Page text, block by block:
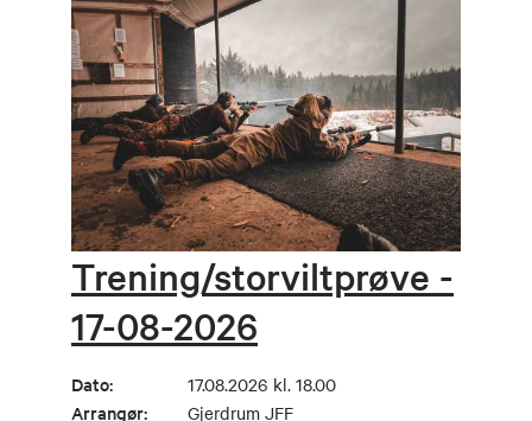
Trening/storviltprøve -
17-08-2026
Dato: 17.08.2026 kl. 18.00
Arrangør: Gjerdrum JFF